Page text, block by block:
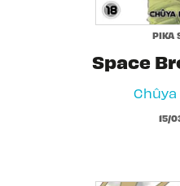
PIKA
Space
Chûya
15/